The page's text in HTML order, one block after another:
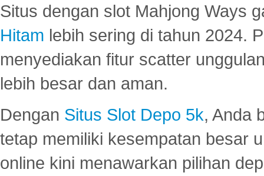
Situs dengan slot Mahjong Ways
Hitam lebih sering di tahun 2024.
menyediakan fitur scatter
lebih besar dan aman.
Dengan Situs Slot Depo 5k, Anda
tetap memiliki kesempatan besar
online kini menawarkan pilihan